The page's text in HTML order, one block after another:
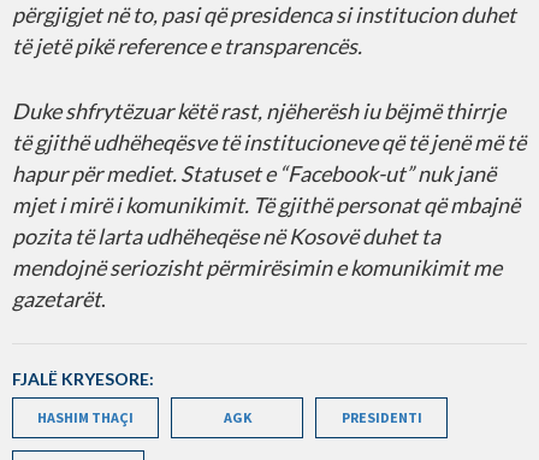
përgjigjet në to, pasi që presidenca si institucion duhet
të jetë pikë reference e transparencës.
Duke shfrytëzuar këtë rast, njëherësh iu bëjmë thirrje
të gjithë udhëheqësve të institucioneve që të jenë më të
hapur për mediet. Statuset e “Facebook-ut” nuk janë
mjet i mirë i komunikimit. Të gjithë personat që mbajnë
pozita të larta udhëheqëse në Kosovë duhet ta
mendojnë seriozisht përmirësimin e komunikimit me
gazetarët.
FJALË KRYESORE:
HASHIM THAÇI AGK PRESIDENTI